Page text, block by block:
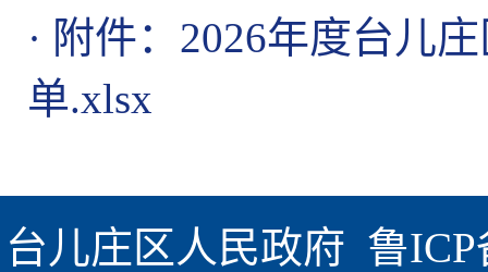
· 附件：2026年度台儿
单.xlsx
台儿庄区人民政府 鲁ICP